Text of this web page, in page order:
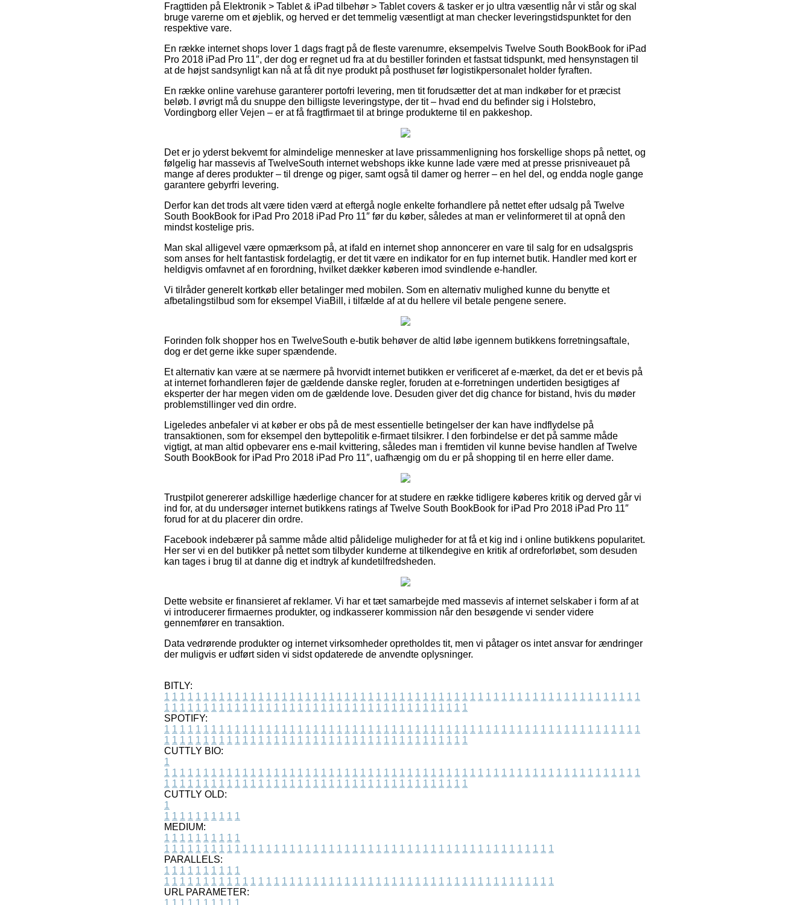
Fragttiden på Elektronik > Tablet & iPad tilbehør > Tablet covers & tasker er jo ultra væsentlig når vi står og skal
bruge varerne om et øjeblik, og herved er det temmelig væsentligt at man checker leveringstidspunktet for den
respektive vare.
En række internet shops lover 1 dags fragt på de fleste varenumre, eksempelvis Twelve South BookBook for iPad
Pro 2018 iPad Pro 11″, der dog er regnet ud fra at du bestiller forinden et fastsat tidspunkt, med hensynstagen til
at de højst sandsynligt kan nå at få dit nye produkt på posthuset før logistikpersonalet holder fyraften.
En række online varehuse garanterer portofri levering, men tit forudsætter det at man indkøber for et præcist
beløb. I øvrigt må du snuppe den billigste leveringstype, der tit – hvad end du befinder sig i Holstebro,
Vordingborg eller Vejen – er at få fragtfirmaet til at bringe produkterne til en pakkeshop.
Det er jo yderst bekvemt for almindelige mennesker at lave prissammenligning hos forskellige shops på nettet, og
følgelig har massevis af TwelveSouth internet webshops ikke kunne lade være med at presse prisniveauet på
mange af deres produkter – til drenge og piger, samt også til damer og herrer – en hel del, og endda nogle gange
garantere gebyrfri levering.
Derfor kan det trods alt være tiden værd at eftergå nogle enkelte forhandlere på nettet efter udsalg på Twelve
South BookBook for iPad Pro 2018 iPad Pro 11″ før du køber, således at man er velinformeret til at opnå den
mindst kostelige pris.
Man skal alligevel være opmærksom på, at ifald en internet shop annoncerer en vare til salg for en udsalgspris
som anses for helt fantastisk fordelagtig, er det tit være en indikator for en fup internet butik. Handler med kort er
heldigvis omfavnet af en forordning, hvilket dækker køberen imod svindlende e-handler.
Vi tilråder generelt kortkøb eller betalinger med mobilen. Som en alternativ mulighed kunne du benytte et
afbetalingstilbud som for eksempel ViaBill, i tilfælde af at du hellere vil betale pengene senere.
Forinden folk shopper hos en TwelveSouth e-butik behøver de altid løbe igennem butikkens forretningsaftale,
dog er det gerne ikke super spændende.
Et alternativ kan være at se nærmere på hvorvidt internet butikken er verificeret af e-mærket, da det er et bevis på
at internet forhandleren føjer de gældende danske regler, foruden at e-forretningen undertiden besigtiges af
eksperter der har megen viden om de gældende love. Desuden giver det dig chance for bistand, hvis du møder
problemstillinger ved din ordre.
Ligeledes anbefaler vi at køber er obs på de mest essentielle betingelser der kan have indflydelse på
transaktionen, som for eksempel den byttepolitik e-firmaet tilsikrer. I den forbindelse er det på samme måde
vigtigt, at man altid opbevarer ens e-mail kvittering, således man i fremtiden vil kunne bevise handlen af Twelve
South BookBook for iPad Pro 2018 iPad Pro 11″, uafhængig om du er på shopping til en herre eller dame.
Trustpilot genererer adskillige hæderlige chancer for at studere en række tidligere køberes kritik og derved går vi
ind for, at du undersøger internet butikkens ratings af Twelve South BookBook for iPad Pro 2018 iPad Pro 11″
forud for at du placerer din ordre.
Facebook indebærer på samme måde altid pålidelige muligheder for at få et kig ind i online butikkens popularitet.
Her ser vi en del butikker på nettet som tilbyder kunderne at tilkendegive en kritik af ordreforløbet, som desuden
kan tages i brug til at danne dig et indtryk af kundetilfredsheden.
Dette website er finansieret af reklamer. Vi har et tæt samarbejde med massevis af internet selskaber i form af at
vi introducerer firmaernes produkter, og indkasserer kommission når den besøgende vi sender videre
gennemfører en transaktion.
Data vedrørende produkter og internet virksomheder opretholdes tit, men vi påtager os intet ansvar for ændringer
der muligvis er udført siden vi sidst opdaterede de anvendte oplysninger.
BITLY:
1 1 1 1 1 1 1 1 1 1 1 1 1 1 1 1 1 1 1 1 1 1 1 1 1 1 1 1 1 1 1 1 1 1 1 1 1 1 1 1 1 1 1 1 1 1 1 1 1 1 1 1 1 1 1 1 1 1 1 1 1
1 1 1 1 1 1 1 1 1 1 1 1 1 1 1 1 1 1 1 1 1 1 1 1 1 1 1 1 1 1 1 1 1 1 1 1 1 1 1
SPOTIFY:
1 1 1 1 1 1 1 1 1 1 1 1 1 1 1 1 1 1 1 1 1 1 1 1 1 1 1 1 1 1 1 1 1 1 1 1 1 1 1 1 1 1 1 1 1 1 1 1 1 1 1 1 1 1 1 1 1 1 1 1 1
1 1 1 1 1 1 1 1 1 1 1 1 1 1 1 1 1 1 1 1 1 1 1 1 1 1 1 1 1 1 1 1 1 1 1 1 1 1 1
CUTTLY BIO:
1
1 1 1 1 1 1 1 1 1 1 1 1 1 1 1 1 1 1 1 1 1 1 1 1 1 1 1 1 1 1 1 1 1 1 1 1 1 1 1 1 1 1 1 1 1 1 1 1 1 1 1 1 1 1 1 1 1 1 1 1 1
1 1 1 1 1 1 1 1 1 1 1 1 1 1 1 1 1 1 1 1 1 1 1 1 1 1 1 1 1 1 1 1 1 1 1 1 1 1 1
CUTTLY OLD:
1
1 1 1 1 1 1 1 1 1 1
MEDIUM:
1 1 1 1 1 1 1 1 1 1
1 1 1 1 1 1 1 1 1 1 1 1 1 1 1 1 1 1 1 1 1 1 1 1 1 1 1 1 1 1 1 1 1 1 1 1 1 1 1 1 1 1 1 1 1 1 1 1 1 1
PARALLELS:
1 1 1 1 1 1 1 1 1 1
1 1 1 1 1 1 1 1 1 1 1 1 1 1 1 1 1 1 1 1 1 1 1 1 1 1 1 1 1 1 1 1 1 1 1 1 1 1 1 1 1 1 1 1 1 1 1 1 1 1
URL PARAMETER:
1 1 1 1 1 1 1 1 1 1